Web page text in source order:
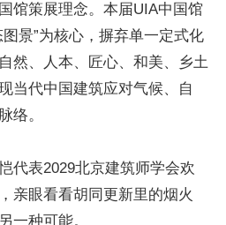
馆策展理念。本届UIA中国馆
景”为核心，摒弃单一定式化
然、人本、匠心、和美、乡土
当代中国建筑应对气候、自
络。
代表2029北京建筑师学会欢
亲眼看看胡同更新里的烟火
一种可能。